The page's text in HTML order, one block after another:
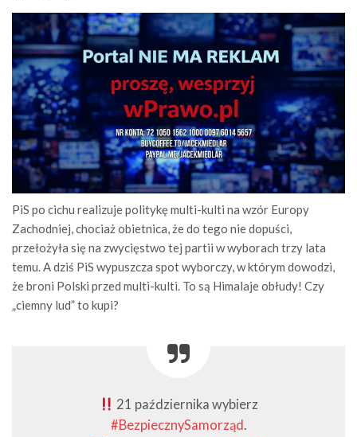
PiS po cichu realizuje politykę multi-kulti na wzór Europy
Zachodniej, chociaż obietnica, że do tego nie dopuści,
przełożyła się na zwycięstwo tej partii w wyborach trzy lata
temu. A dziś PiS wypuszcza spot wyborczy, w którym dowodzi,
że broni Polski przed multi-kulti. To są Himalaje obłudy! Czy
„ciemny lud” to kupi?
21 października wybierz
#BezpiecznySamorząd.